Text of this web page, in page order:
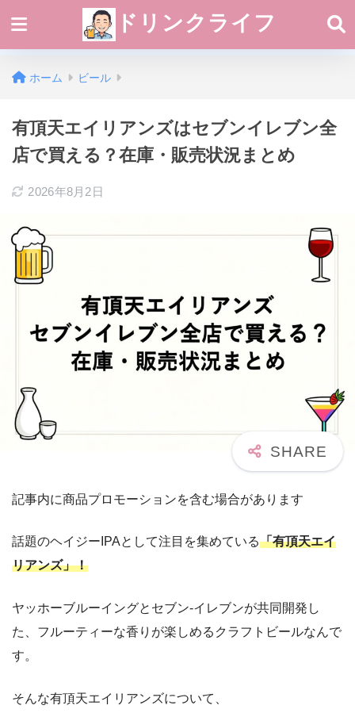
ドリンクライフ
ホーム ビール
有頂天エイリアンズはセブンイレブン全
店で買える？在庫・販売状況まとめ
2026年8月2日
記事内に商品プロモーションを含む場合があります
話題のヘイジーIPAとして注目を集めている「有頂天エイ
リアンズ」！
ヤッホーブルーイングとセブン‐イレブンが共同開発し
た、フルーティーな香りが楽しめるクラフトビールなんで
す。
そんな有頂天エイリアンズについて、